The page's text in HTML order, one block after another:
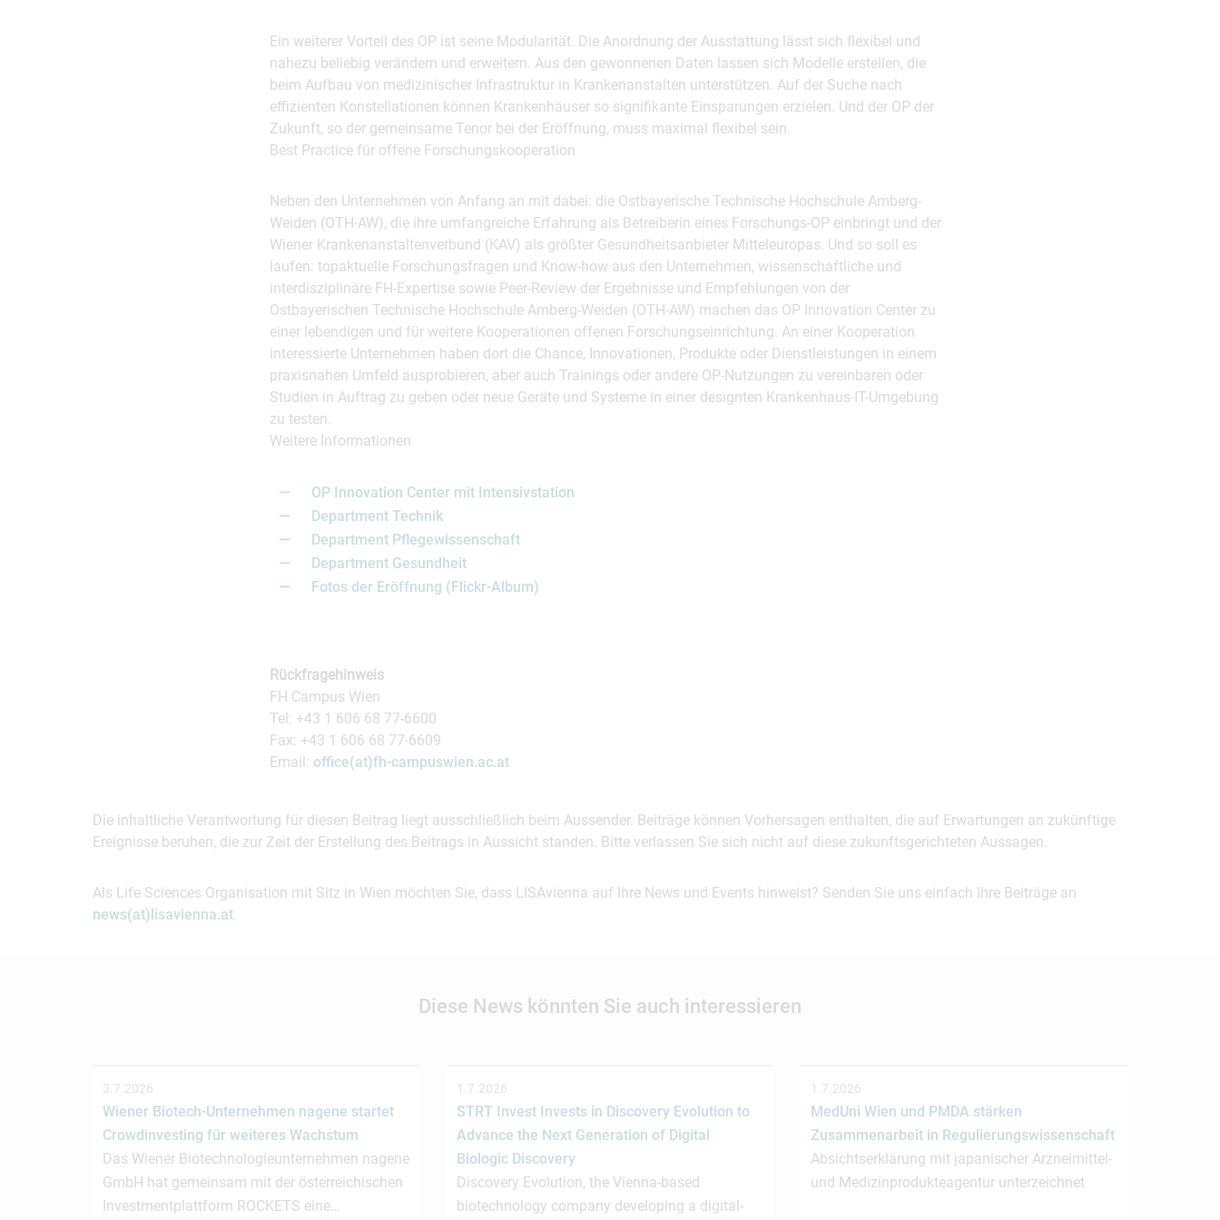
Ein weiterer Vorteil des OP ist seine Modularität. Die Anordnung der Ausstattung lässt sich flexibel und
nahezu beliebig verändern und erweitern. Aus den gewonnenen Daten lassen sich Modelle erstellen, die
beim Aufbau von medizinischer Infrastruktur in Krankenanstalten unterstützen. Auf der Suche nach
effizienten Konstellationen können Krankenhäuser so signifikante Einsparungen erzielen. Und der OP der
Zukunft, so der gemeinsame Tenor bei der Eröffnung, muss maximal flexibel sein.
Best Practice für offene Forschungskooperation
Neben den Unternehmen von Anfang an mit dabei: die Ostbayerische Technische Hochschule Amberg-
Weiden (OTH-AW), die ihre umfangreiche Erfahrung als Betreiberin eines Forschungs-OP einbringt und der
Wiener Krankenanstaltenverbund (KAV) als größter Gesundheitsanbieter Mitteleuropas. Und so soll es
laufen: topaktuelle Forschungsfragen und Know-how aus den Unternehmen, wissenschaftliche und
interdisziplinäre FH-Expertise sowie Peer-Review der Ergebnisse und Empfehlungen von der
Ostbayerischen Technische Hochschule Amberg-Weiden (OTH-AW) machen das OP Innovation Center zu
einer lebendigen und für weitere Kooperationen offenen Forschungseinrichtung. An einer Kooperation
interessierte Unternehmen haben dort die Chance, Innovationen, Produkte oder Dienstleistungen in einem
praxisnahen Umfeld ausprobieren, aber auch Trainings oder andere OP-Nutzungen zu vereinbaren oder
Studien in Auftrag zu geben oder neue Geräte und Systeme in einer designten Krankenhaus-IT-Umgebung
zu testen.
Weitere Informationen
OP Innovation Center mit Intensivstation
Department Technik
Department Pflegewissenschaft
Department Gesundheit
Fotos der Eröffnung (Flickr-Album)
Rückfragehinweis
FH Campus Wien
Tel: +43 1 606 68 77-6600
Fax: +43 1 606 68 77-6609
Email: office(at)fh-campuswien.ac.at
Die inhaltliche Verantwortung für diesen Beitrag liegt ausschließlich beim Aussender. Beiträge können Vorhersagen enthalten, die auf Erwartungen an zukünftige
Ereignisse beruhen, die zur Zeit der Erstellung des Beitrags in Aussicht standen. Bitte verlassen Sie sich nicht auf diese zukunftsgerichteten Aussagen.
Als Life Sciences Organisation mit Sitz in Wien möchten Sie, dass LISAvienna auf Ihre News und Events hinweist? Senden Sie uns einfach Ihre Beiträge an
news(at)lisavienna.at.
Diese News könnten Sie auch interessieren
3.7.2026
Wiener Biotech-Unternehmen nagene startet
Crowdinvesting für weiteres Wachstum
Das Wiener Biotechnologieunternehmen nagene
GmbH hat gemeinsam mit der österreichischen
Investmentplattform ROCKETS eine…
1.7.2026
STRT Invest Invests in Discovery Evolution to
Advance the Next Generation of Digital
Biologic Discovery
Discovery Evolution, the Vienna-based
biotechnology company developing a digital-
1.7.2026
MedUni Wien und PMDA stärken
Zusammenarbeit in Regulierungswissenschaft
Absichtserklärung mit japanischer Arzneimittel-
und Medizinprodukteagentur unterzeichnet